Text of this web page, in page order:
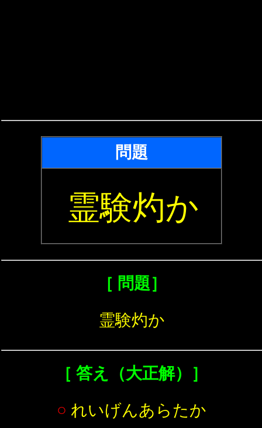
問題
霊験灼か
［ 問題］
霊験灼か
［ 答え（大正解）］
○ れいげんあらたか